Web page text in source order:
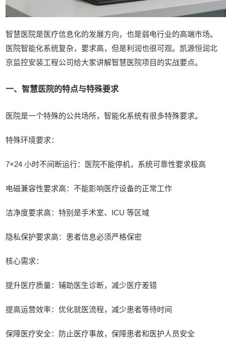
智慧医院是医疗信息化的发展方向，也是弱电行业的高端市场。
医院智能化系统复杂，要求高，但是利润也很可观。凯源恒润北
京监控安装工程公司给大家讲解智慧医院项目的实战要点。
一、智慧医院的特点与特殊要求
医院是一个特殊的公共场所，智能化系统有很多特殊要求。
特殊环境要求：
7×24 小时不间断运行：医院不能停机，系统可靠性要求极高
电磁兼容性要求高：不能影响医疗设备的正常工作
洁净度要求高：特别是手术室、ICU 等区域
隐私保护要求高：患者信息必须严格保密
核心需求：
提升医疗质量：辅助医生诊断，减少医疗差错
提高运营效率：优化就医流程，减少患者等待时间
保障医疗安全：防止医疗事故，保障患者和医护人员安全